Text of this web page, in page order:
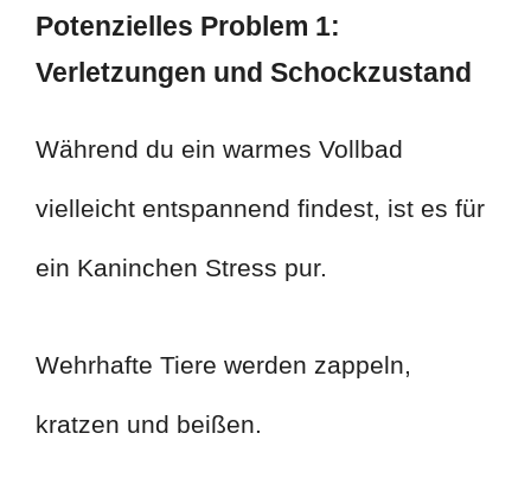
Potenzielles Problem 1:
Verletzungen und Schockzustand
Während du ein warmes Vollbad
vielleicht entspannend findest, ist es für
ein Kaninchen Stress pur.
Wehrhafte Tiere werden zappeln,
kratzen und beißen.